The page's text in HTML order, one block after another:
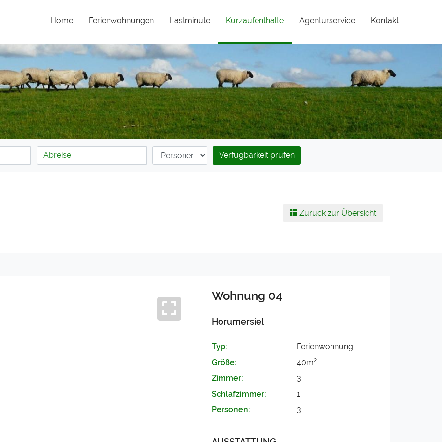
Home Ferienwohnungen Lastminute Kurzaufenthalte(current)Agenturservice Kontakt
Verfügbarkeit prüfen
Zurück zur Übersicht
Wohnung 04
Horumersiel
Typ:
Ferienwohnung
Größe:
40m2
Zimmer:
3
Schlafzimmer:
1
Personen:
3